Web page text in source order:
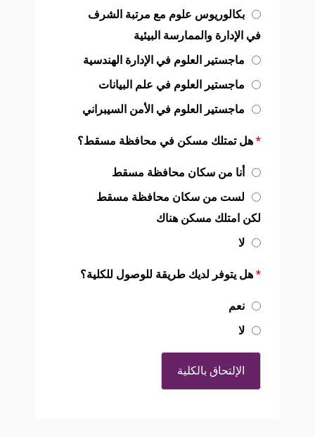
بكالوريوس علوم مع مرتبة الشرف
في الإدارة والممارسة البيئية
ماجستير العلوم في الإدارة الهندسية
ماجستير العلوم في علم البيانات
ماجستير العلوم في الأمن السيبراني
هل تمتلك مسكن في محافظة مسقط؟*
أنا من سكان محافظة مسقط
لست من سكان محافظة مسقط
لكن امتلك مسكن هناك
لا
هل يتوفر لديك طريقة للوصول للكلية؟*
نعم
لا